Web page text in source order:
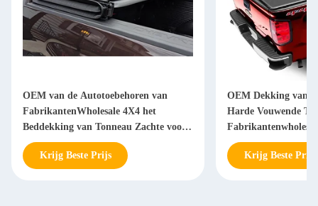
OEM van de Autotoebehoren van
FabrikantenWholesale 4X4 het
Beddekking van Tonneau Zachte voor
de Toendra Tacoma van Ford Ranger
F150Krijg Beste Prijs
OEM Dekking van
Harde Vouwende
D MAXIMUM 2013
Krijg Beste Prijs